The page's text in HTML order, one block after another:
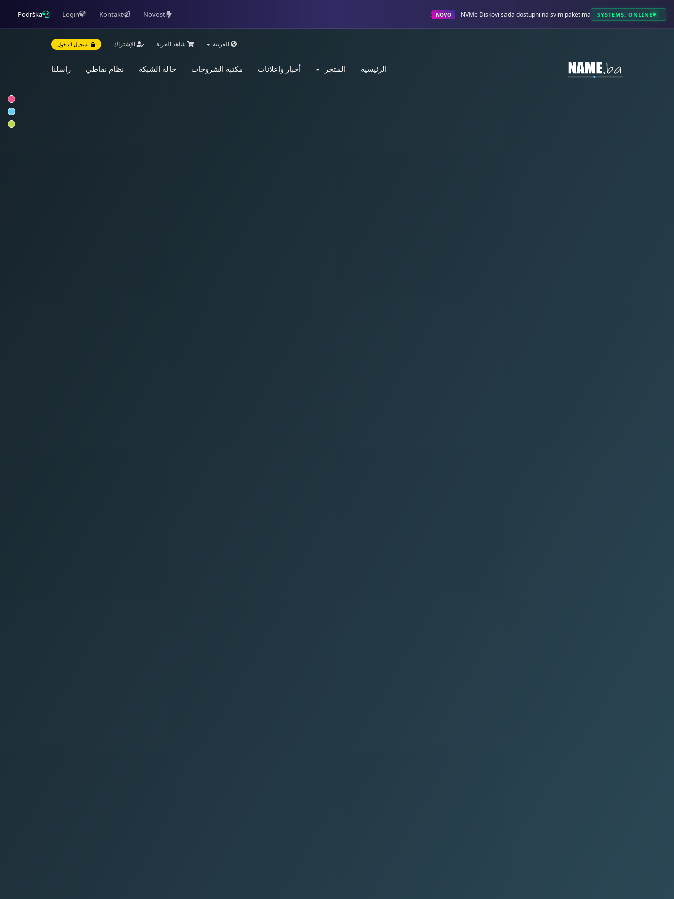
SYSTEMS: ONLINE
NOVO NVMe Diskovi sada dostupni na svim paketima!
Novosti
Kontakt
Login
Podrška
العربية شاهد العربة الإشتراك تسجيل الدخول
الرئيسية المتجر أخبار وإعلانات مكتبة الشروحات حالة الشبكة نظام نقاطي راسلنا